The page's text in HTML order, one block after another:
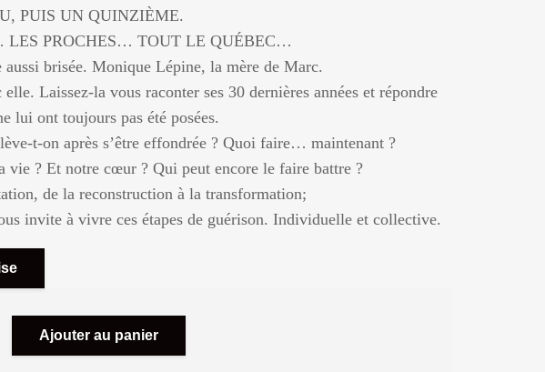
PUIS UN QUINZIÈME.
PROCHES… TOUT LE QUÉBEC…
brisée. Monique Lépine, la mère de Marc.
Laissez-la vous raconter ses 30 dernières années et répondre
lui ont toujours pas été posées.
t-on après s’être effondrée ? Quoi faire… maintenant ?
vie ? Et notre cœur ? Qui peut encore le faire battre ?
de la reconstruction à la transformation;
invite à vivre ces étapes de guérison. Individuelle et collective.
Ajouter au panier